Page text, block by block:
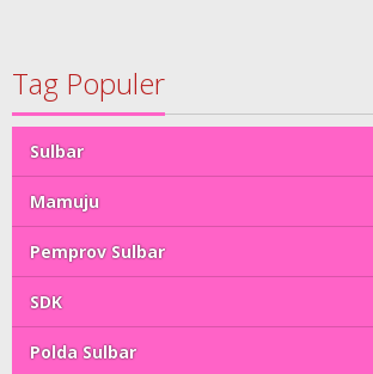
Tag Populer
Sulbar
Mamuju
Pemprov Sulbar
SDK
Polda Sulbar